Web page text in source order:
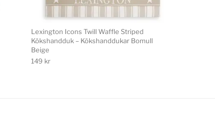
Lexington Icons Twill Waffle Striped
Kökshandduk – Kökshanddukar Bomull
Beige
149 kr